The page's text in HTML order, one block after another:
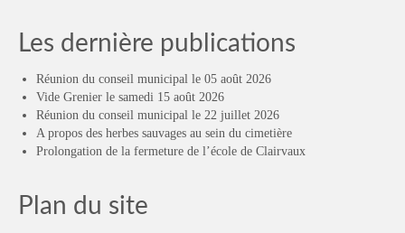
Les dernière publications
Réunion du conseil municipal le 05 août 2026
Vide Grenier le samedi 15 août 2026
Réunion du conseil municipal le 22 juillet 2026
A propos des herbes sauvages au sein du cimetière
Prolongation de la fermeture de l’école de Clairvaux
Plan du site